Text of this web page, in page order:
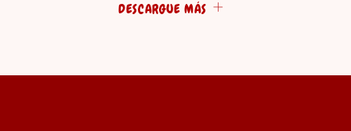
DESCARGUE MÁS